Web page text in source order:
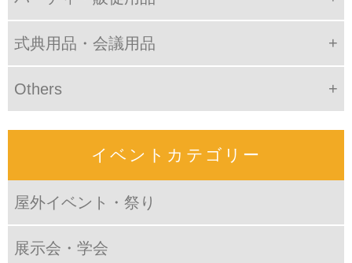
式典用品・会議用品
Others
イベントカテゴリー
屋外イベント・祭り
展示会・学会